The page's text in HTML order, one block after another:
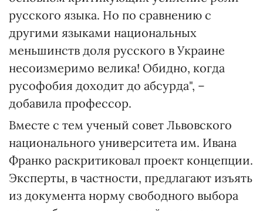
русского языка. Но по сравнению с
другими языками национальных
меньшинств доля русского в Украине
несоизмеримо велика! Обидно, когда
русофобия доходит до абсурда", –
добавила профессор.
Вместе с тем ученый совет Львовского
национального университета им. Ивана
Франко раскритиковал проект концепции.
Эксперты, в частности, предлагают изъять
из документа норму свободного выбора